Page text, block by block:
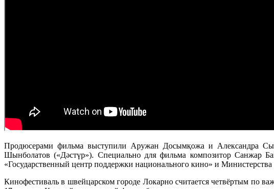
Продюсерами фильма выступили Аружан Досымқожа и Александра
Шынболатов («Дәстүр»). Специально для фильма композитор Санжар
«Государственный центр поддержки национального кино» и
Кинофестиваль в швейцарском городе Локарно считается четвёртым по